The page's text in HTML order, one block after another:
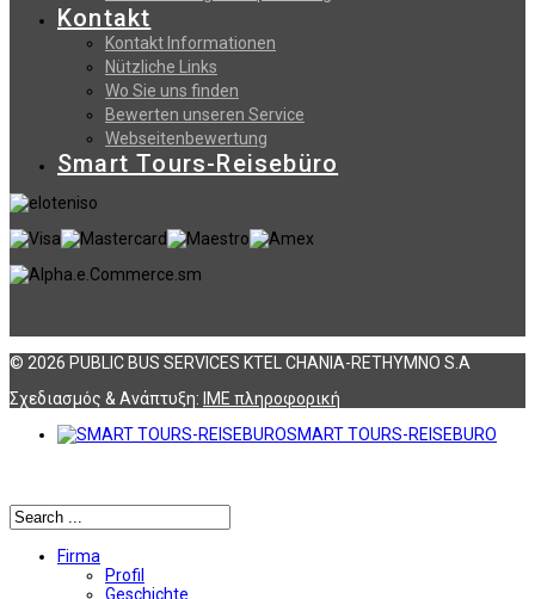
Kontakt
Kontakt Informationen
Nützliche Links
Wo Sie uns finden
Bewerten unseren Service
Webseitenbewertung
Smart Tours-Reisebüro
© 2026 PUBLIC BUS SERVICES KTEL CHANIA-RETHYMNO S.A
Σχεδιασμός & Ανάπτυξη: ΙΜΕ πληροφορική
SMART TOURS-REISEBURO
Firma
Profil
Geschichte